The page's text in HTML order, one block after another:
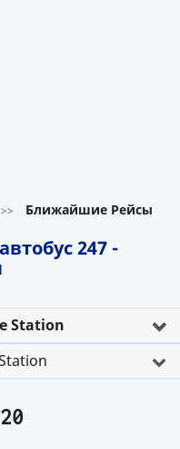
>> Ближайшие Рейсы
247 -
Station